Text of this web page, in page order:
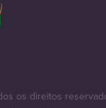
os direitos